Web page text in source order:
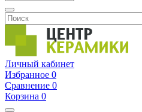
Личный кабинет
Избранное 0
Сравнение 0
Корзина 0